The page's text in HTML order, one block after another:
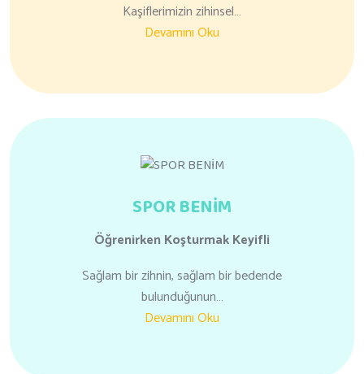
Kaşiflerimizin zihinsel…
Devamını Oku
SPOR BENİM
Öğrenirken Koşturmak Keyifli
Sağlam bir zihnin, sağlam bir bedende
bulunduğunun…
Devamını Oku